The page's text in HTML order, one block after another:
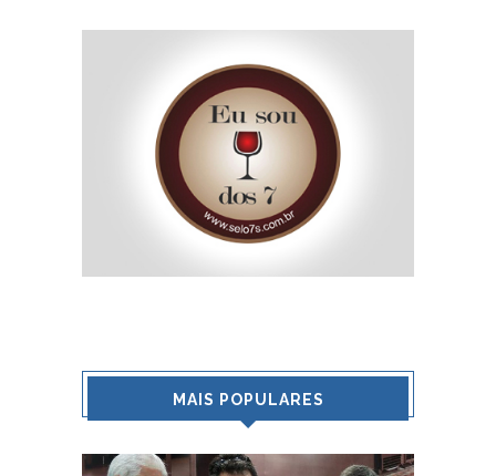
MAIS POPULARES